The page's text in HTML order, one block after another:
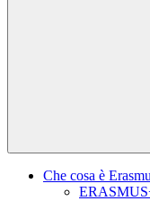
Che cosa è